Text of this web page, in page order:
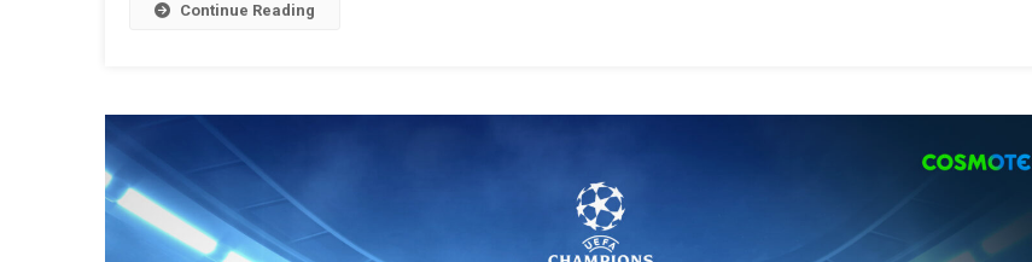
ΑΝΤ1
Continue Reading